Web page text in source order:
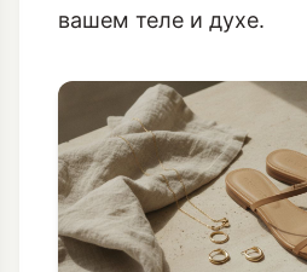
вашем теле и духе.